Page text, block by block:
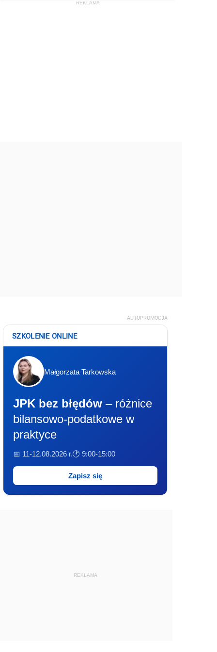
AUTOPROMOCJA
SZKOLENIE ONLINE
Małgorzata Tarkowska
JPK bez błędów – różnice
bilansowo-podatkowe w
praktyce
📅 11-12.08.2026 r.🕐 9:00-15:00
Zapisz się
REKLAMA